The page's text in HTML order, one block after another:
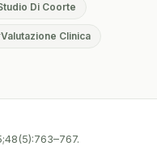
Di Coorte
Clinica